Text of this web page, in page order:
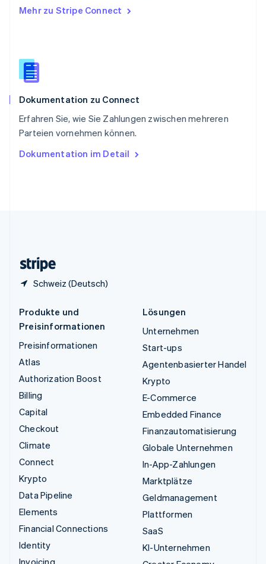
Mehr zu Stripe Connect
Dokumentation zu Connect
Erfahren Sie, wie Sie Zahlungen zwischen mehreren
Parteien vornehmen können.
Dokumentation im Detail
Schweiz (Deutsch)
Slowenien
English
Spanien
Thailand
Tschechische Republik
English
English
Produkte und
Preisinformationen
Preisinformationen
Atlas
Authorization Boost
Billing
Capital
Checkout
Climate
Connect
Krypto
Data Pipeline
Elements
Financial Connections
Identity
Invoicing
Lösungen
Unternehmen
Start-ups
Agentenbasierter Handel
Krypto
E-Commerce
Embedded Finance
Finanzautomatisierung
Globale Unternehmen
In-App-Zahlungen
Marktplätze
Geldmanagement
Plattformen
SaaS
KI-Unternehmen